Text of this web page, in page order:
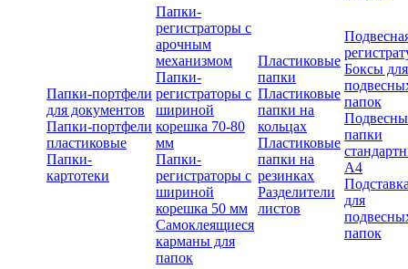
Папки-портфели
для документов
Папки-портфели
пластиковые
Папки-
картотеки
Папки-
регистраторы с
арочным
механизмом
Папки-
регистраторы с
шириной
корешка 70-80
мм
Папки-
регистраторы с
шириной
корешка 50 мм
Самоклеящиеся
карманы для
папок
Пластиковые
папки
Пластиковые
папки на
кольцах
Пластиковые
папки на
резинках
Разделители
листов
Боксы для
папок
папки
А4
для
папок